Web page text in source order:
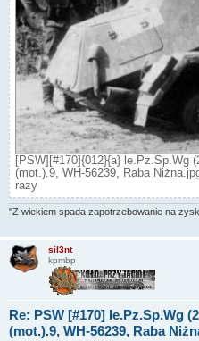
[PSW][#170]{012}{a} le.Pz.Sp.Wg
(mot.).9, WH-56239, Raba
razy
"Z wiekiem spada zapotrzebowanie na
sil3nt
kpmbp
Re: PSW [#170] le.Pz.Sp.Wg
(mot.).9, WH-56239, Raba